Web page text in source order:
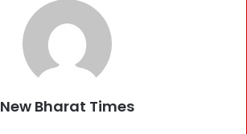
New Bharat Times